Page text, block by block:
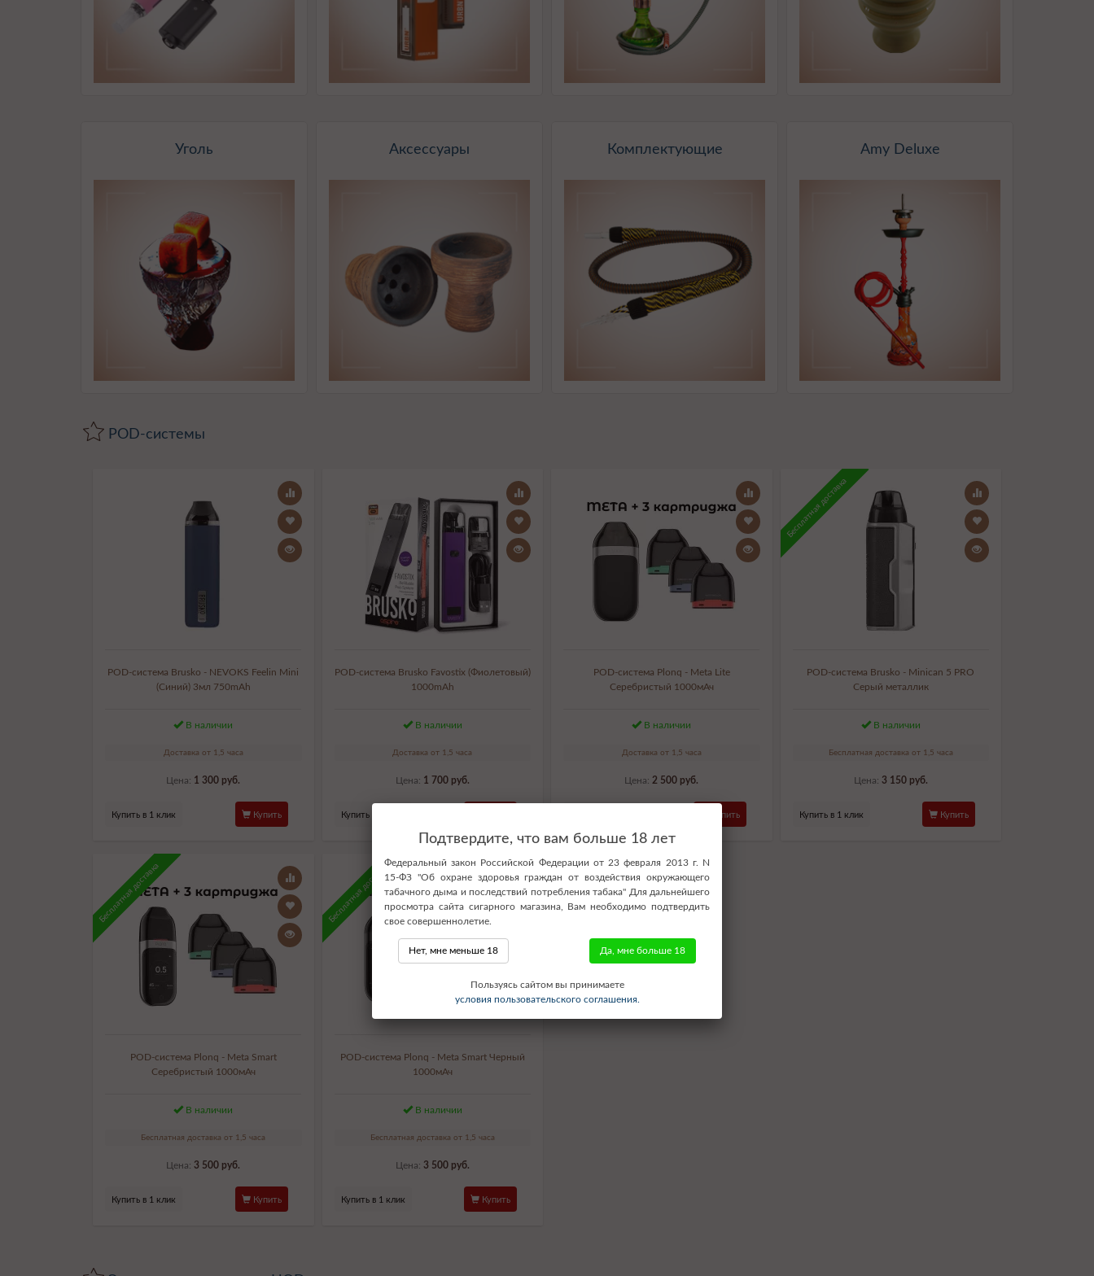
Уголь Аксессуары Комплектующие Amy Deluxe
POD-системы
POD-система Brusko - NEVOKS Feelin Mini
(Синий) 3мл 750mAh
В наличии
Доставка от 1,5 часа
Цена: 1 300 руб.
Купить в 1 клик Купить
POD-система Brusko Favostix (Фиолетовый)
1000mAh
В наличии
Доставка от 1,5 часа
Цена: 1 700 руб.
Купить в 1 клик
POD-система Plonq - Meta Lite
Серебристый 1000мАч
В наличии
Доставка от 1,5 часа
Цена: 2 500 руб.
Купить
Бесплатная доставка
POD-система Brusko - Minican 5 PRO
Серый металлик
В наличии
Бесплатная доставка от 1,5 часа
Цена: 3 150 руб.
Купить в 1 клик Купить
Бесплатная доставка
POD-система Plonq - Meta Smart
Серебристый 1000мАч
В наличии
Бесплатная доставка от 1,5 часа
Цена:3 500 руб.
Купить в 1 клик Купить
Бесплатная доставка
POD-система Plonq - Meta Smart Черный
1000мАч
В наличии
Бесплатная доставка от 1,5 часа
Цена: 3 500 руб.
Купить в 1 клик Купить
Подтвердите, что вам больше 18 лет
Федеральный закон Российской Федерации от 23 февраля 2013 г. N
15-ФЗ "Об охране здоровья граждан от воздействия окружающего
табачного дыма и последствий потребления табака" Для дальнейшего
просмотра сайта сигарного магазина, Вам необходимо подтвердить
свое совершеннолетие.
Нет, мне меньше 18 Да, мне больше 18
Пользуясь сайтом вы принимаете
условия пользовательского соглашения.